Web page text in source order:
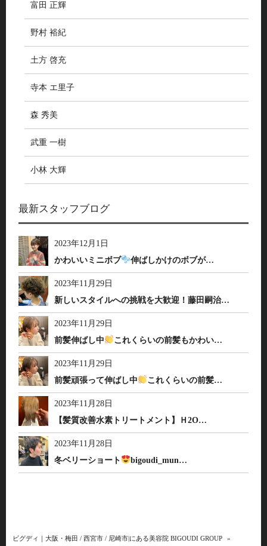
富田 正輝
野村 裕紀
土方 啓充
寺本 エ里子
森 秀美
武重 一樹
小林 大輝
最新スタッフブログ
2023年12月1日
かわいいミニボブ
伸ばしかけのボブが…
2023年11月29日
新しいスタイルへの挑戦を大歓迎！藤田嗣治…
2023年11月29日
前髪伸ばし中
これくらいの前髪もかわい…
2023年11月29日
前髪頑張って伸ばし中
これくらいの前髪…
2023年11月28日
【髪質改善水素トリートメント】Ｈ2O…
2023年11月28日
冬ベリーショート
bigoudi_mun…
ビグディ｜大阪・梅田 / 西宮市 / 尼崎市|にある美容院 BIGOUDI GROUP »